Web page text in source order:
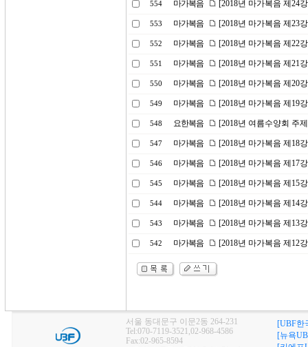
554 마가복음 [2018년 마가복음 제24
553 마가복음 [2018년 마가복음 제23
552 마가복음 [2018년 마가복음 제22
551 마가복음 [2018년 마가복음 제21
550 마가복음 [2018년 마가복음 제20
549 마가복음 [2018년 마가복음 제19
548 요한복음 [2018년 여름수양회 주
547 마가복음 [2018년 마가복음 제18
546 마가복음 [2018년 마가복음 제17
545 마가복음 [2018년 마가복음 제15
544 마가복음 [2018년 마가복음 제14
543 마가복음 [2018년 마가복음 제13
542 마가복음 [2018년 마가복음 제12
서울 동대문구 이문2동 264-231
Tel:070-7119-3521,02-968-4586
Fax:02-965-8594
[UBF한
[뉴욕